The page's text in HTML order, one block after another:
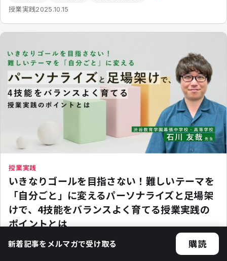
授業実践2025.10.15
授業実践
いきなりゴールを目指さない！難しいテーマを
「自分ごと」に変えるパーソナライズと足場架
けで、4技能をバランスよく育てる授業実践の
ポイントとは
学年中学 学年 高校 技能 4技能統合
新着記事をメルマガで受け取る 購読